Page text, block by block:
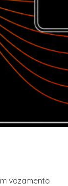
vazamento